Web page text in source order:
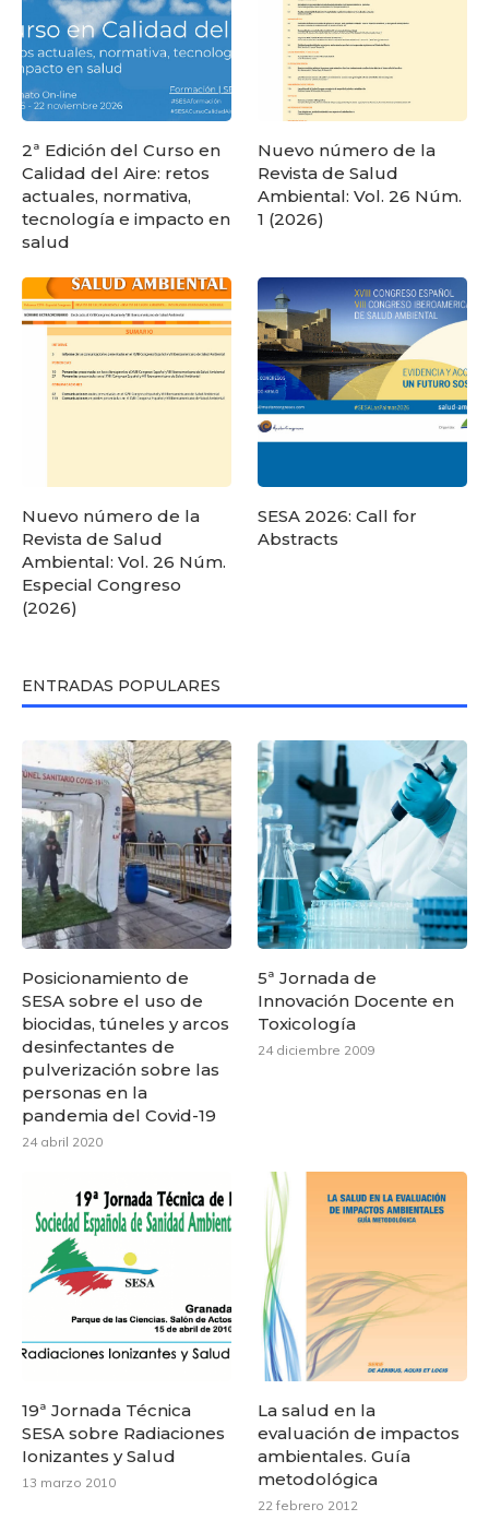
2ª Edición del Curso en
Calidad del Aire: retos
actuales, normativa,
tecnología e impacto en
salud
Nuevo número de la
Revista de Salud
Ambiental: Vol. 26 Núm.
1 (2026)
Nuevo número de la
Revista de Salud
Ambiental: Vol. 26 Núm.
Especial Congreso
(2026)
SESA 2026: Call for
Abstracts
ENTRADAS POPULARES
Posicionamiento de
SESA sobre el uso de
biocidas, túneles y arcos
desinfectantes de
pulverización sobre las
personas en la
pandemia del Covid-19
24 abril 2020
5ª Jornada de
Innovación Docente en
Toxicología
24 diciembre 2009
19ª Jornada Técnica
SESA sobre Radiaciones
Ionizantes y Salud
13 marzo 2010
La salud en la
evaluación de impactos
ambientales. Guía
metodológica
22 febrero 2012